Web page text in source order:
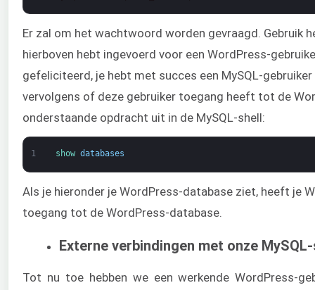
Er zal om het wachtwoord worden gevraagd. Gebruik
hierboven hebt ingevoerd voor een WordPress-
gefeliciteerd, je hebt met succes een MySQL-
vervolgens of deze gebruiker toegang heeft tot de
onderstaande opdracht uit in de MySQL-shell:
1 show databases
Als je hieronder je WordPress-database ziet, heeft je
toegang tot de WordPress-database.
Externe verbindingen met onze
Tot nu toe hebben we een werkende WordPress-